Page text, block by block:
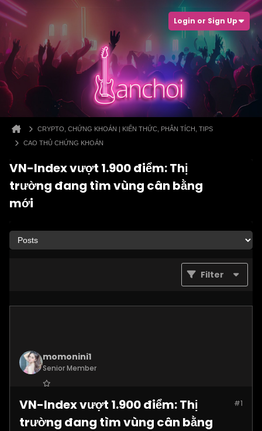
Login or Sign Up
CRYPTO, CHỨNG KHOÁN | KIẾN THỨC, PHÂN TÍCH, TIPS
CAO THỦ CHỨNG KHOÁN
VN-Index vượt 1.900 điểm: Thị
trường đang tìm vùng cân bằng
mới
Filter
momonini1
Senior Member
Posts:5399 #1
VN-Index vượt 1.900 điểm: Thị
trường đang tìm vùng cân bằng